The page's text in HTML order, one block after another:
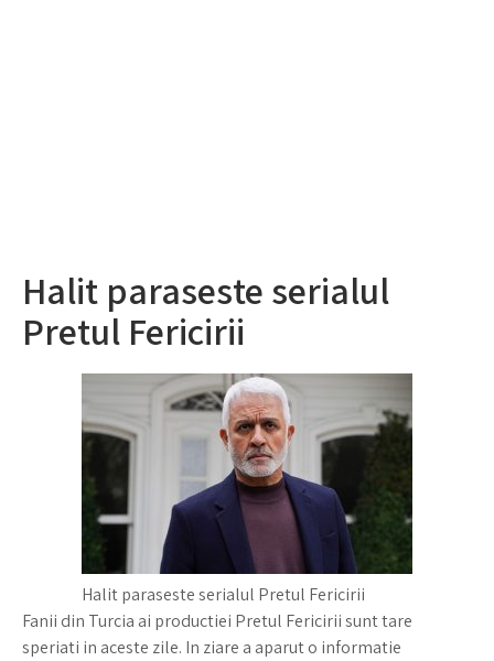
Halit paraseste serialul
Pretul Fericirii
Halit paraseste serialul Pretul Fericirii
Fanii din Turcia ai productiei Pretul Fericirii sunt tare
speriati in aceste zile. In ziare a aparut o informatie